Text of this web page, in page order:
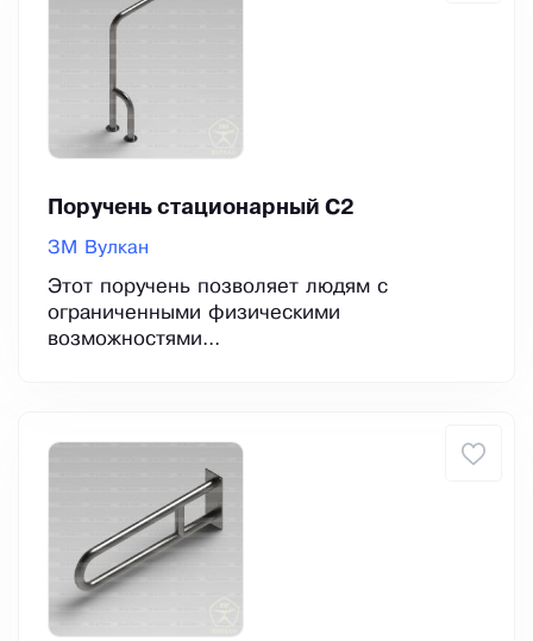
Поручень стационарный С2
ЗМ Вулкан
Этот поручень позволяет людям с
ограниченными физическими
возможностями...